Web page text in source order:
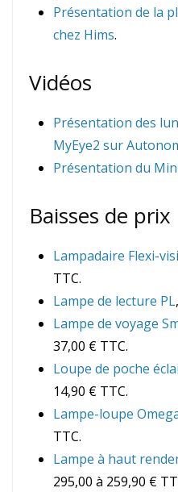
Présentation de la
chez Hims.
Vidéos
Présentation des
MyEye2 sur
Présentation du
Baisses de prix
Lampadaire Flexi-
TTC.
Lampe de lecture PL
Lampe de voyage
37,00 € TTC.
Loupe de poche
14,90 € TTC.
Lampe-loupe
TTC.
Lampe à haut
295,00 à 259,90 €